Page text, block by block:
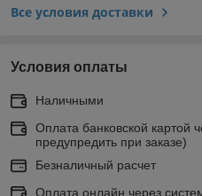
Все условия доставки
Условия оплаты
Наличными
Оплата банковской картой
предупредить при заказе)
Безналичный расчет
Оплата онлайн через